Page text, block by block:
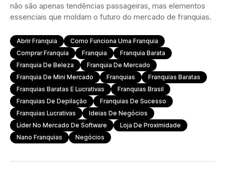
não são apenas tendências passageiras, mas elementos
essenciais que moldam o futuro do mercado de franquias.
Abrir Franquia
Como Funciona Uma Franquia
Comprar Franquia
Franquia
Franquia Barata
Franquia De Beleza
Franquia De Mercado
Franquia De Mini Mercado
Franquias
Franquias Baratas
Franquias Baratas E Lucrativas
Franquias Brasil
Franquias De Depilação
Franquias De Sucesso
Franquias Lucrativas
Ideias De Negócios
Líder No Mercado De Software
Loja De Proximidade
Nano Franquias
Negócios